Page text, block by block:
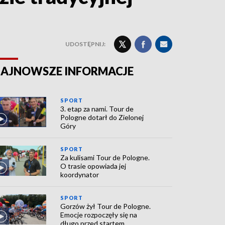
UDOSTĘPNIJ:
INFORMACJE
SPORT
3. etap za nami. Tour de
Pologne dotarł do Zielonej
Góry
SPORT
Za kulisami Tour de Pologne.
O trasie opowiada jej
koordynator
SPORT
Gorzów żył Tour de Pologne.
Emocje rozpoczęły się na
długo przed startem